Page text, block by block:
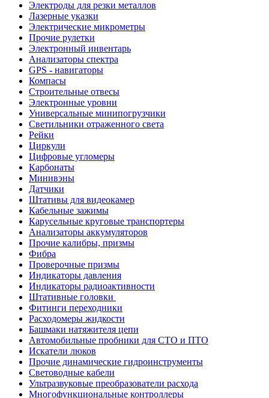
Электроды для резки металлов
Лазерные указки
Электрические микрометры
Прочие рулетки
Электронный инвентарь
Анализаторы спектра
GPS - навигаторы
Компасы
Строительные отвесы
Электронные уровни
Универсальные минипогрузчики
Светильники отраженного света
Рейки
Циркули
Цифровые угломеры
Карбонаты
Минивэны
Датчики
Штативы для видеокамер
Кабельные зажимы
Карусельные круговые транспортеры
Анализаторы аккумуляторов
Прочие калибры, призмы
Фибра
Проверочные призмы
Индикаторы давления
Индикаторы радиоактивности
Штативные головки
Фитинги переходники
Расходомеры жидкости
Башмаки натяжителя цепи
Автомобильные пробники для СТО и ПТО
Искатели люков
Прочие динамические гидроинструменты
Световодные кабели
Ультразвуковые преобразователи расхода
Многофункциональные контроллеры